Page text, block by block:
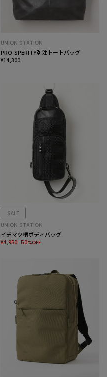
UNION STATION
PRO-SPERITY別注トートバッグ
¥14,300
SALE
UNION STATION
イチマツ柄ボディバッグ
¥4,950 50%OFF